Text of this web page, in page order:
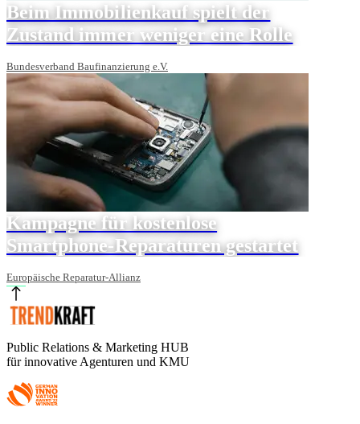
Beim Immobilienkauf spielt der
Zustand immer weniger eine Rolle
Bundesverband Baufinanzierung e.V.
Kampagne für kostenlose
Smartphone-Reparaturen gestartet
Europäische Reparatur-Allianz
Public Relations & Marketing HUB
für innovative Agenturen und KMU